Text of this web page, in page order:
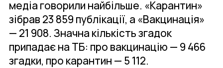
медіа говорили найбільше. «Карантин»
зібрав 23 859 публікації, а «Вакцинація»
— 21 908. Значна кількість згадок
припадає на ТБ: про вакцинацію — 9 466
згадки, про карантин — 5 112.